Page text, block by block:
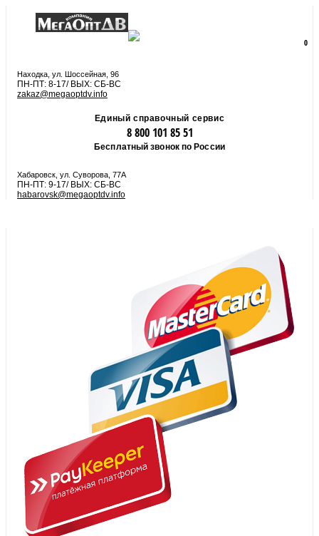
0
Находка, ул. Шоссейная, 96
ПН-ПТ: 8-17/ ВЫХ: СБ-ВС
zakaz@megaoptdv.info
Единый справочный сервис
8 800 101 85 51
Бесплатный звонок по России
Хабаровск, ул. Суворова, 77А
ПН-ПТ: 9-17/ ВЫХ: СБ-ВС
habarovsk@megaoptdv.info